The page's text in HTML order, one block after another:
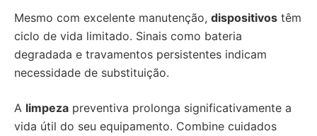
Mesmo com excelente manutenção, dispositivos têm
ciclo de vida limitado. Sinais como bateria
degradada e travamentos persistentes indicam
necessidade de substituição.
A limpeza preventiva prolonga significativamente a
vida útil do seu equipamento. Combine cuidados